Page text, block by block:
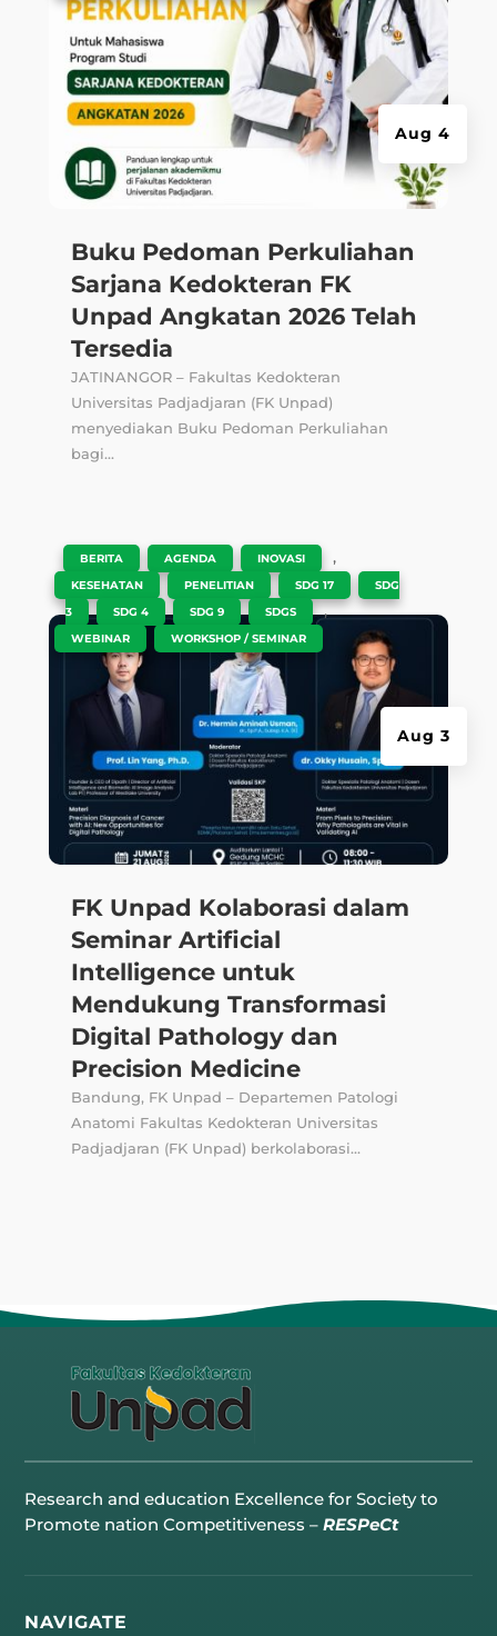
Buku Pedoman Perkuliahan
Sarjana Kedokteran FK
Unpad Angkatan 2026 Telah
Tersedia
Aug 4
JATINANGOR – Fakultas Kedokteran
Universitas Padjadjaran (FK Unpad)
menyediakan Buku Pedoman Perkuliahan
bagi...
FK Unpad Kolaborasi dalam
Seminar Artificial
Intelligence untuk
Mendukung Transformasi
Digital Pathology dan
Precision Medicine
Aug 3
BERITA AGENDA INOVASI ,
KESEHATAN PENELITIAN SDG 17
SDG
3
SDG 4 SDG 9 SDGS ,
WEBINAR WORKSHOP / SEMINAR
Bandung, FK Unpad – Departemen Patologi
Anatomi Fakultas Kedokteran Universitas
Padjadjaran (FK Unpad) berkolaborasi...
Research and education Excellence for Society to
Promote nation Competitiveness –RESPeCt
NAVIGATE